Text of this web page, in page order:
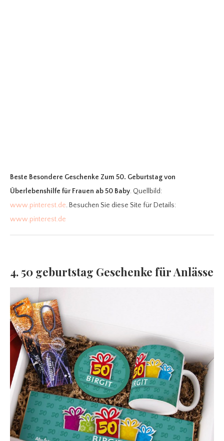
Beste Besondere Geschenke Zum 50. Geburtstagvon
Überlebenshilfe für Frauen ab 50 Baby. Quellbild:
www.pinterest.de. Besuchen Sie diese Site für Details:
www.pinterest.de
4. 50 geburtstag Geschenke für Anlässe